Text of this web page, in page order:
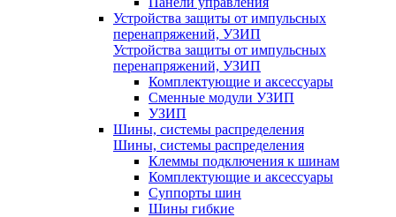
Устройства защиты от импульсных
перенапряжений, УЗИП
Устройства защиты от импульсных
перенапряжений, УЗИП
Комплектующие и аксессуары
Сменные модули УЗИП
УЗИП
Шины, системы распределения
Шины, системы распределения
Клеммы подключения к шинам
Комплектующие и аксессуары
Суппорты шин
Шины гибкие